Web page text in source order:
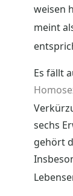
weisen
meint
Es fällt
sechs
gehört